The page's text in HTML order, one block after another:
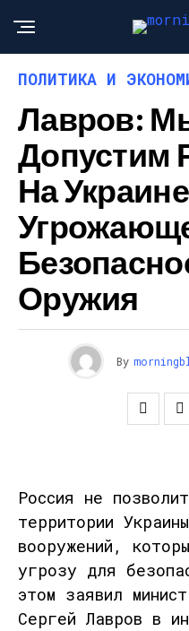
ПОЛИТИКА И
Лавров:
Допустим
На Украине
Оружия
By
Россия не
территории
вооружений,
угрозу для
этом заявил
Сергей Лавров в